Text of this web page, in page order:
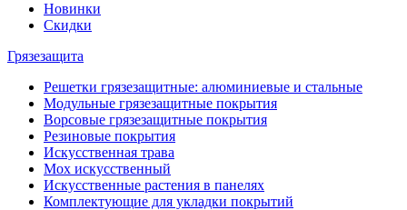
Новинки
Скидки
Грязезащита
Решетки грязезащитные: алюминиевые и стальные
Модульные грязезащитные покрытия
Ворсовые грязезащитные покрытия
Резиновые покрытия
Искусственная трава
Мох искусственный
Искусственные растения в панелях
Комплектующие для укладки покрытий